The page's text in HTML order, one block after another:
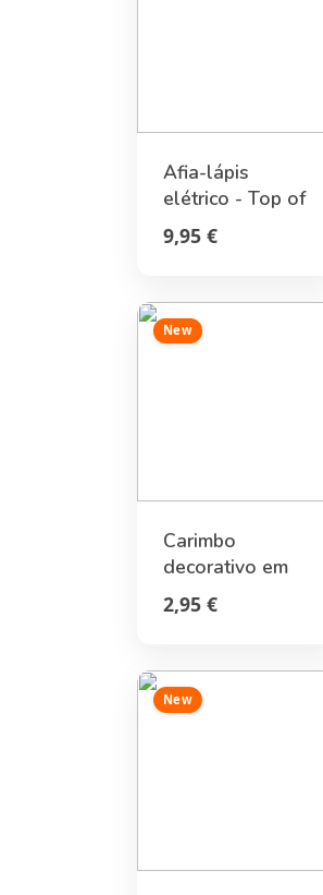
Afia-lápis
elétrico - Top of
the Tip - Daisy
9,95 €
New
Carimbo
decorativo em
rolo com motivo
de gatinho
2,95 €
New